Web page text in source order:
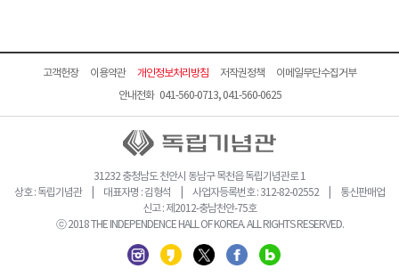
고객헌장 이용약관 개인정보처리방침 저작권정책
이메일무단수집거부
안내전화 041-560-0713, 041-560-0625
31232 충청남도 천안시 동남구 목천읍 독립기념관로 1
상호 : 독립기념관 | 대표자명 : 김형석 | 사업자등록번호 : 312-82-02552 | 통신판매업
신고 : 제2012-충남천안-75호
ⓒ 2018 THE INDEPENDENCE HALL OF KOREA. ALL RIGHTS RESERVED.